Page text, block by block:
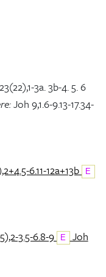
3a. 3b-4. 5. 6
Joh 9,1.6-9.13-17.34-
6.11-12a+13b E
3.5-6.8-9 E
Joh